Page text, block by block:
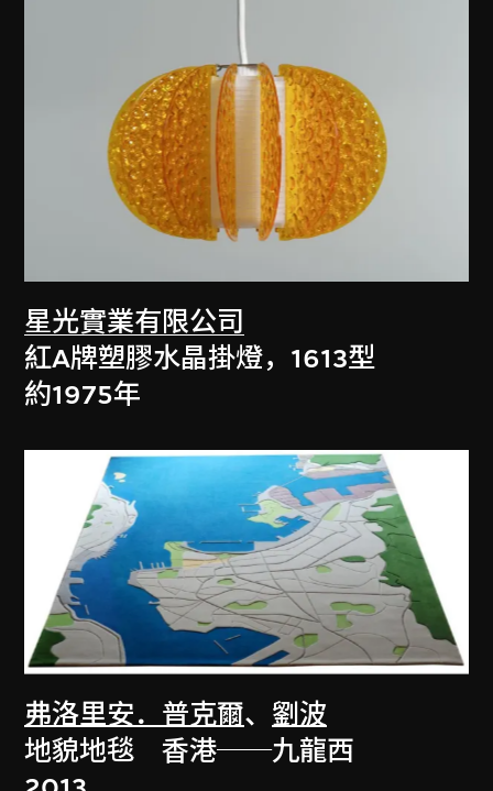
星光實業有限公司
紅A牌塑膠水晶掛燈，1613型
約1975年
弗洛里安．普克爾、 劉波
地貌地毯 香港──九龍西